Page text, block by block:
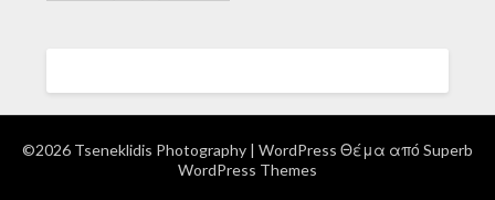
©2026 Tseneklidis Photography | WordPress Θέμα από Superb
WordPress Themes